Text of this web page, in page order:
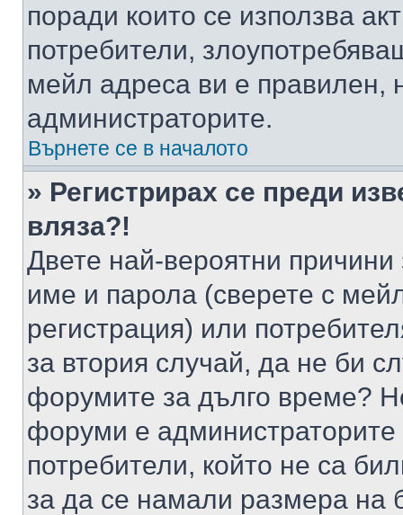
поради които се използва
потребители,
мейл адреса ви е правилен,
администраторите.
Върнете се в началото
» Регистрирах се преди
вляза?!
Двете най-вероятни
име и парола (сверете с
регистрация) или
за втория случай, да не би
форумите за дълго време?
форуми е администраторите
потребители, който не са
за да се намали размера на